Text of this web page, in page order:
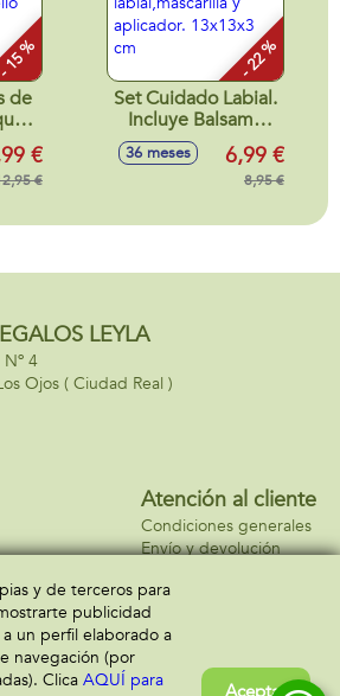
%
de
€
€
- 22 %
Set Cuidado Labial.
Incluye Balsamo
labial,mascarilla y
aplicador. 13x13x3
36 meses 6,99 €
8,95 €
LEYLA
Nº 4
Ojos ( Ciudad Real )
Atención al cliente
Condiciones generales
Envío y devolución
y de terceros para
publicidad
un perfil elaborado a
navegación (por
Clica AQUÍ para
Aceptar